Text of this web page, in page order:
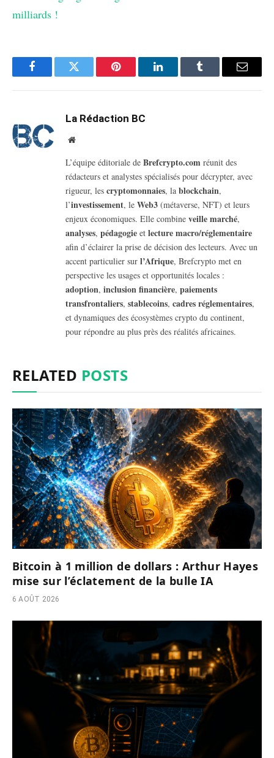
milliards !
FacebookTwitter Pinterest LinkedInTumblr Email
La Rédaction BC
Website
L’équipe éditoriale de Brefcrypto.com réunit des
rédacteurs et analystes spécialisés pour décrypter, avec
rigueur, les cryptomonnaies, la blockchain,
l’investissement, le Web3 (métaverse, NFT) et leurs
enjeux économiques. Elle combine veille marché,
analyses, pédagogie et lecture macro/réglementaire
afin d’éclairer la prise de décision des lecteurs. Avec un
accent particulier sur l’Afrique, Brefcrypto met en
perspective les usages et opportunités locales :
adoption, inclusion financière, paiements
transfrontaliers, stablecoins, cadres réglementaires,
et dynamiques des écosystèmes crypto du continent,
pour répondre au plus près des réalités africaines.
RELATED POSTS
Bitcoin à 1 million de dollars : Arthur Hayes
mise sur l’éclatement de la bulle IA
6 AOÛT 2026